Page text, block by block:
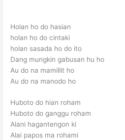
Holan ho do hasian
holan ho do cintaki
holan sasada ho do ito
Dang mungkin gabusan hu ho
Au do na mamillit ho
Au do na manodo ho
Huboto do hian roham
Huboto do ganggu roham
Alani hagantengon ki
Alai papos ma rohami